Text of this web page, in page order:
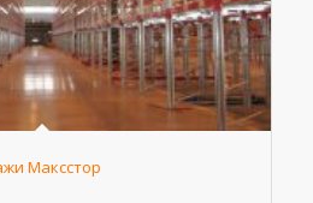
Максстор